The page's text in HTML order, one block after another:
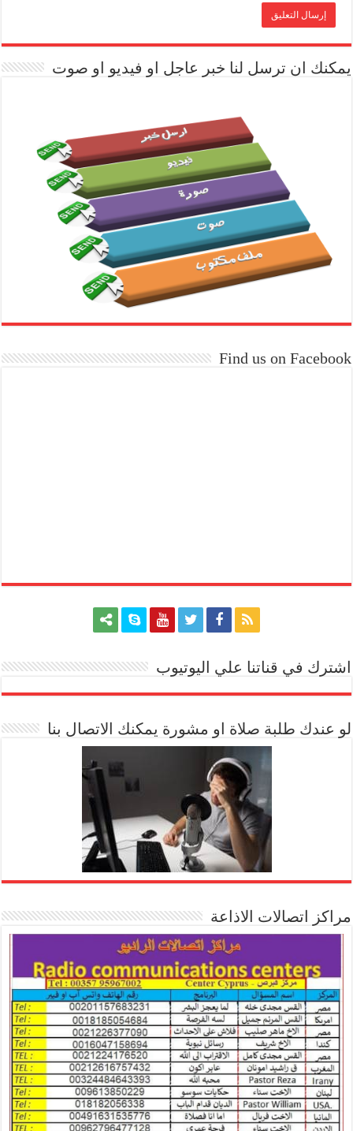
يمكنك ان ترسل لنا خبر عاجل او فيديو او صوت
Find us on Facebook
اشترك في قناتنا علي اليوتيوب
لو عندك طلبة صلاة او مشورة يمكنك الاتصال بنا
مراكز اتصالات الاذاعة